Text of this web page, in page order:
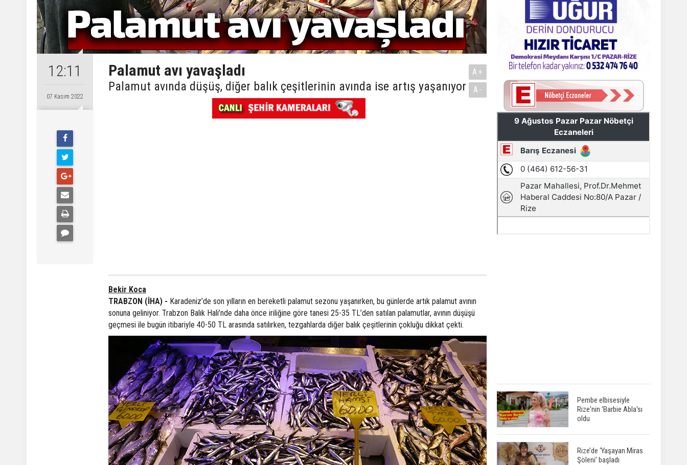
12:11
07 Kasım 2022
Palamut avı yavaşladı
Palamut avında düşüş, diğer balık çeşitlerinin avında ise artış yaşanıyor
A+
A-
Bekir Koca
TRABZON (İHA) - Karadeniz’de son yılların en bereketli palamut sezonu yaşanırken, bu günlerde artık palamut avının
sonuna geliniyor. Trabzon Balık Hali’nde daha önce iriliğine göre tanesi 25-35 TL’den satılan palamutlar, avının düşüşü
geçmesi ile bugün itibariyle 40-50 TL arasında satılırken, tezgahlarda diğer balık çeşitlerinin çokluğu dikkat çekti.
Pembe elbisesiyle
Rize'nin 'Barbie Abla'sı
oldu
Rize’de ‘Yaşayan Miras
Şöleni’ başladı